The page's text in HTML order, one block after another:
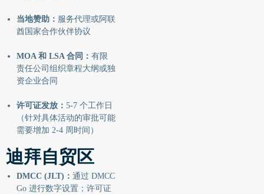
当地赞助： 服务代理或阿联
酋国家合作伙伴协议
MOA 和 LSA 合同： 有限
责任公司组织章程大纲或独
资企业合同
许可证发放： 5-7 个工作日
（针对具体活动的审批可能
需要增加 2-4 周时间）
迪拜自贸区
DMCC (JLT)： 通过 DMCC
Go 进行数字设置；许可证